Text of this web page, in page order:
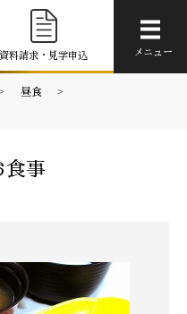
資料請求・見学申込 メニュー
昼食
食事